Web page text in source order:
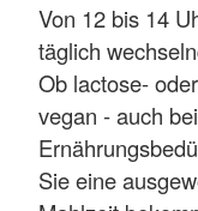
Von 12 bis 14
täglich
Ob lactose-
vegan - auch
Sie eine